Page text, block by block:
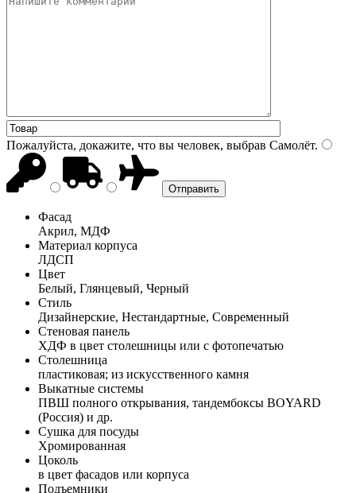
Пожалуйста, докажите, что вы человек, выбрав Самолёт.
Фасад
Акрил, МДФ
Материал корпуса
ЛДСП
Цвет
Белый, Глянцевый, Черный
Стиль
Дизайнерские, Нестандартные, Современный
Стеновая панель
ХДФ в цвет столешницы или с фотопечатью
Столешница
пластиковая; из искусственного камня
Выкатные системы
ПВШ полного открывания, тандембоксы BOYARD
(Россия) и др.
Сушка для посуды
Хромированная
Цоколь
в цвет фасадов или корпуса
Подъемники